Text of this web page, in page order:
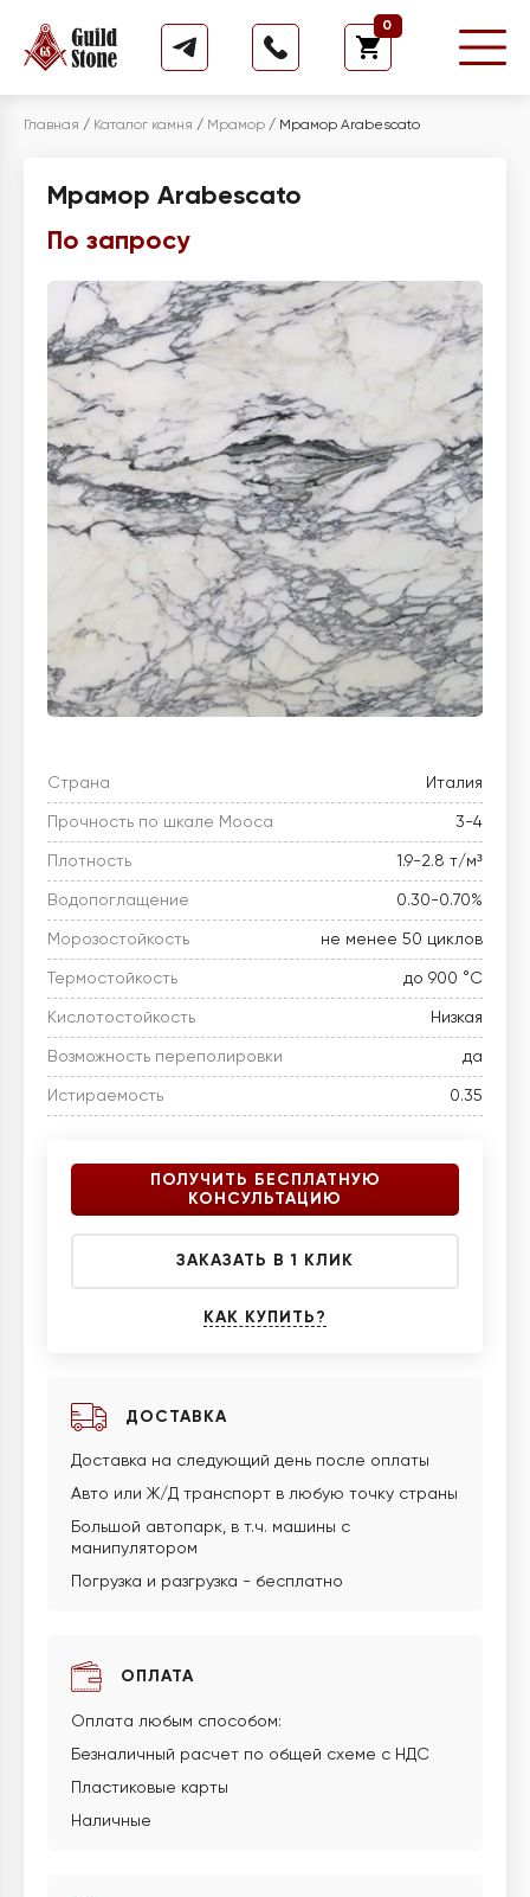
0
Главная / Каталог камня / Мрамор / Мрамор Arabescato
Мрамор Arabescato
По запросу
Страна Италия
Прочность по шкале Мооса 3-4
Плотность 1.9-2.8 т/м³
Водопоглащение 0.30-0.70%
Морозостойкость не менее 50 циклов
Термостойкость до 900 °C
Кислотостойкость Низкая
Возможность переполировки да
Истираемость 0.35
ПОЛУЧИТЬ БЕСПЛАТНУЮ
КОНСУЛЬТАЦИЮ
ЗАКАЗАТЬ В 1 КЛИК
КАК КУПИТЬ?
ДОСТАВКА
Доставка на следующий день после оплаты
Авто или Ж/Д транспорт в любую точку страны
Большой автопарк, в т.ч. машины с
манипулятором
Погрузка и разгрузка - бесплатно
ОПЛАТА
Оплата любым способом:
Безналичный расчет по общей схеме с НДС
Пластиковые карты
Наличные